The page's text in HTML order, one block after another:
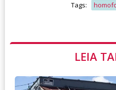
Tags:
LEIA